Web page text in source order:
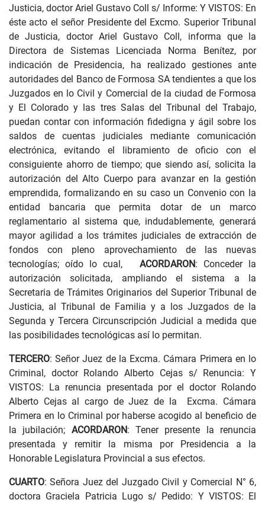
Justicia, doctor Ariel Gustavo Coll s/ Informe: Y VISTOS: En
éste acto el señor Presidente del Excmo. Superior Tribunal
de Justicia, doctor Ariel Gustavo Coll, informa que la
Directora de Sistemas Licenciada Norma Benítez, por
indicación de Presidencia, ha realizado gestiones ante
autoridades del Banco de Formosa SA tendientes a que los
Juzgados en lo Civil y Comercial de la ciudad de Formosa
y El Colorado y las tres Salas del Tribunal del Trabajo,
puedan contar con información fidedigna y ágil sobre los
saldos de cuentas judiciales mediante comunicación
electrónica, evitando el libramiento de oficio con el
consiguiente ahorro de tiempo; que siendo así, solicita la
autorización del Alto Cuerpo para avanzar en la gestión
emprendida, formalizando en su caso un Convenio con la
entidad bancaria que permita dotar de un marco
reglamentario al sistema que, indudablemente, generará
mayor agilidad a los trámites judiciales de extracción de
fondos con pleno aprovechamiento de las nuevas
tecnologías; oído lo cual,ACORDARON: Conceder la
autorización solicitada, ampliando el sistema a la
Secretaria de Trámites Originarios del Superior Tribunal de
Justicia, al Tribunal de Familia y a los Juzgados de la
Segunda y Tercera Circunscripción Judicial a medida que
las posibilidades tecnológicas así lo permitan.
TERCERO: Señor Juez de la Excma. Cámara Primera en lo
Criminal, doctor Rolando Alberto Cejas s/ Renuncia: Y
VISTOS: La renuncia presentada por el doctor Rolando
Alberto Cejas al cargo de Juez de la Excma. Cámara
Primera en lo Criminal por haberse acogido al beneficio de
la jubilación; ACORDARON: Tener presente la renuncia
presentada y remitir la misma por Presidencia a la
Honorable Legislatura Provincial a sus efectos.
CUARTO: Señora Juez del Juzgado Civil y Comercial N° 6,
doctora Graciela Patricia Lugo s/ Pedido: Y VISTOS: El